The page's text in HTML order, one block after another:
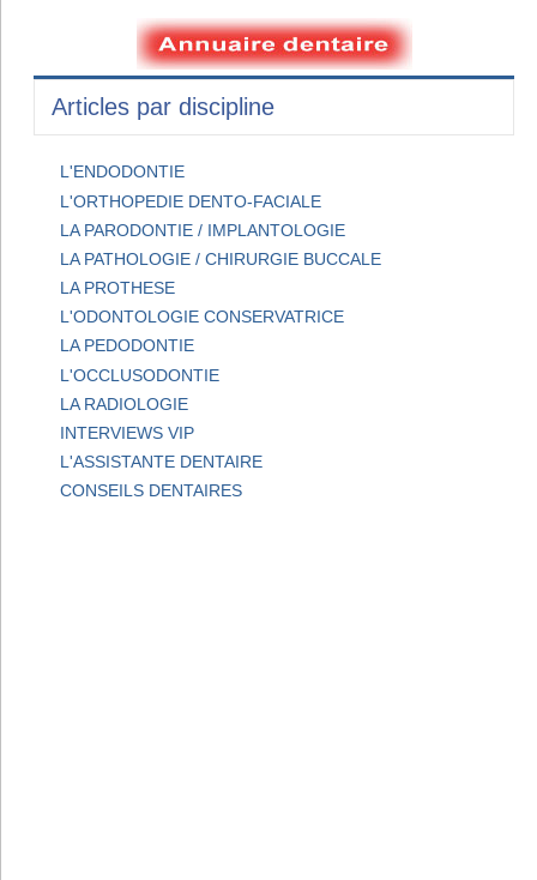
Articles par discipline
L'ENDODONTIE
L'ORTHOPEDIE DENTO-FACIALE
LA PARODONTIE / IMPLANTOLOGIE
LA PATHOLOGIE / CHIRURGIE BUCCALE
LA PROTHESE
L'ODONTOLOGIE CONSERVATRICE
LA PEDODONTIE
L'OCCLUSODONTIE
LA RADIOLOGIE
INTERVIEWS VIP
L'ASSISTANTE DENTAIRE
CONSEILS DENTAIRES